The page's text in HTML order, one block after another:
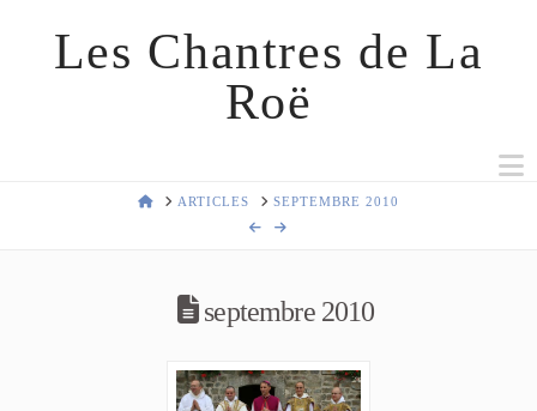
Les Chantres de La
Roë
HOMEARTICLES SEPTEMBRE 2010
septembre 2010